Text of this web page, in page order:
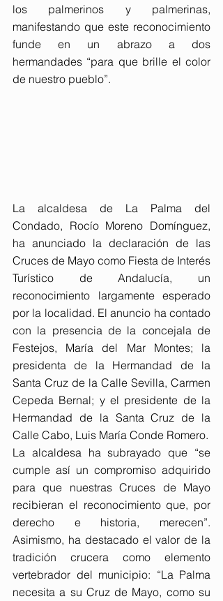
los palmerinos y palmerinas,
manifestando que este reconocimiento
funde en un abrazo a dos
hermandades “para que brille el color
de nuestro pueblo”.
La alcaldesa de La Palma del
Condado, Rocío Moreno Domínguez,
ha anunciado la declaración de las
Cruces de Mayo como Fiesta de Interés
Turístico de Andalucía, un
reconocimiento largamente esperado
por la localidad. El anuncio ha contado
con la presencia de la concejala de
Festejos, María del Mar Montes; la
presidenta de la Hermandad de la
Santa Cruz de la Calle Sevilla, Carmen
Cepeda Bernal; y el presidente de la
Hermandad de la Santa Cruz de la
Calle Cabo, Luis María Conde Romero.
La alcaldesa ha subrayado que “se
cumple así un compromiso adquirido
para que nuestras Cruces de Mayo
recibieran el reconocimiento que, por
derecho e historia, merecen”.
Asimismo, ha destacado el valor de la
tradición crucera como elemento
vertebrador del municipio: “La Palma
necesita a su Cruz de Mayo, como su